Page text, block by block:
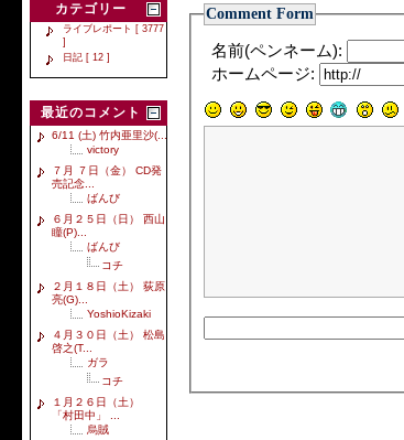
カテゴリー
ライブレポート [ 3777
]
日記 [ 12 ]
最近のコメント
6/11 (土) 竹内亜里沙(...
victory
７月 ７日（金） CD発
売記念...
ばんび
６月２５日（日） 西山
瞳(P)...
ばんび
コチ
２月１８日（土） 荻原
亮(G)...
YoshioKizaki
４月３０日（土） 松島
啓之(T...
ガラ
コチ
１月２６日（土）
「村田中」 ...
烏賊
Comment Form
名前(ペンネーム):
ホームページ: